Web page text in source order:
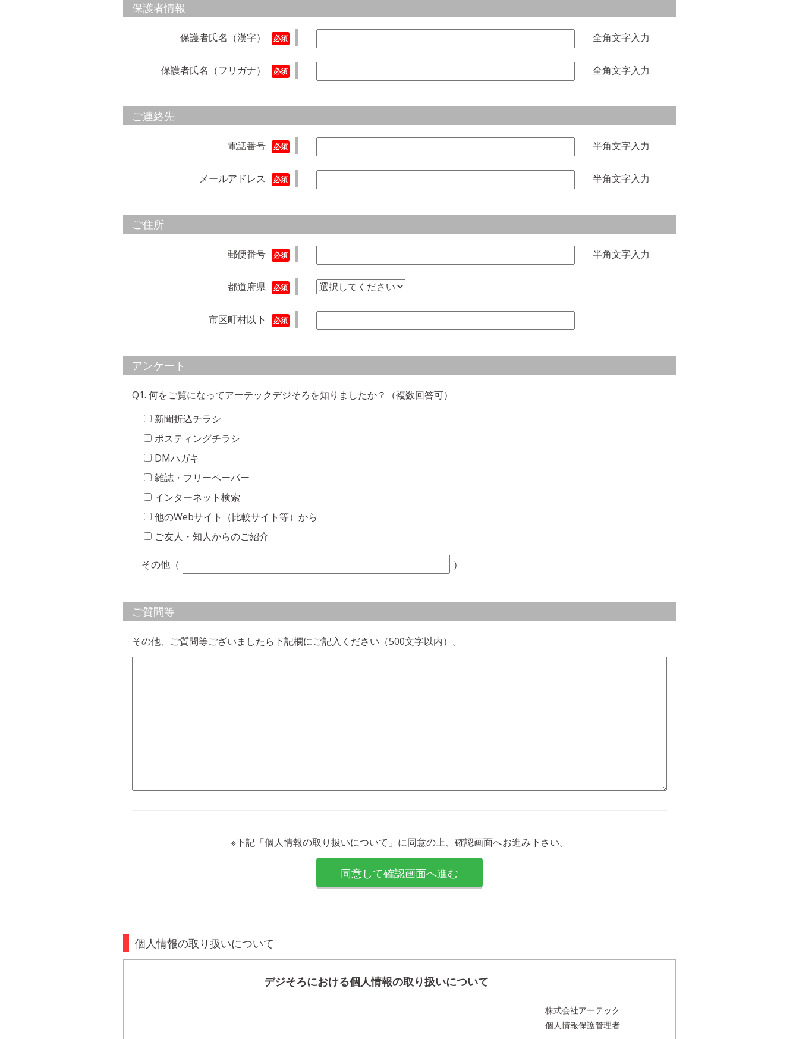
保護者情報
保護者氏名（漢字） 全角文字入力
保護者氏名（フリガナ） 全角文字入力
ご連絡先
電話番号 半角文字入力
メールアドレス 半角文字入力
ご住所
郵便番号 半角文字入力
都道府県
市区町村以下
アンケート
Q1. 何をご覧になってアーテックデジそろを知りましたか？（複数回答可）
新聞折込チラシ
ポスティングチラシ
DMハガキ
雑誌・フリーペーパー
インターネット検索
他のWebサイト（比較サイト等）から
ご友人・知人からのご紹介
その他（ ）
ご質問等
その他、ご質問等ございましたら下記欄にご記入ください（500文字以内）。
※下記「個人情報の取り扱いについて」に同意の上、確認画面へお進み下さい。
個人情報の取り扱いについて
デジそろにおける個人情報の取り扱いについて
株式会社アーテック
個人情報保護管理者